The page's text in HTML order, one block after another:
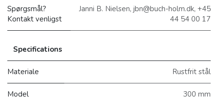
Spørgsmål?
Kontakt venligst
Janni B. Nielsen, jbn@buch-holm.dk, +45
44 54 00 17
Specifications
Materiale Rustfrit stål
Model 300 mm